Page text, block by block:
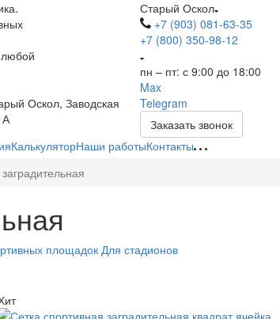
любой
Старый Оскол
+7 (903) 081-63-35
+7 (800) 350-98-12
пн – пт: с 9:00 до 18:00
Max
Telegram
Заказать звонок
Оскол, Заводская
КалькуляторНаши работыКонтакты
площадок Для стадионов